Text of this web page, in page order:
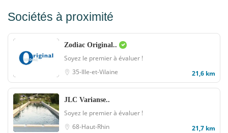
Sociétés à proximité
Zodiac Original..
Soyez le premier à évaluer !
35-Ille-et-Vilaine
21,6 km
JLC Varianse..
Soyez le premier à évaluer !
68-Haut-Rhin
21,7 km